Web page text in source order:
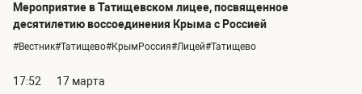
Мероприятие в Татищевском лицее, посвященное
десятилетию воссоединения Крыма с Россией
#Вестник#Татищево#КрымРоссия#Лицей#Татищево
17:52
17 марта